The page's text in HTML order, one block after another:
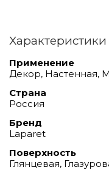
Применение
Декор, Настенная,
Страна
Россия
Бренд
Laparet
Поверхность
Глянцевая,